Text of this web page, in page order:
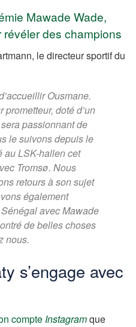
Mawade Wade,
des champions
le directeur sportif du
Ousmane.
prometteur, doté d’un
passionnant de
le suivons depuis le
au LSK-hallen cet
Tromsø. Nous
retours à son sujet
également
avec Mawade
de belles choses
nous.
s’engage avec
compteInstagramque